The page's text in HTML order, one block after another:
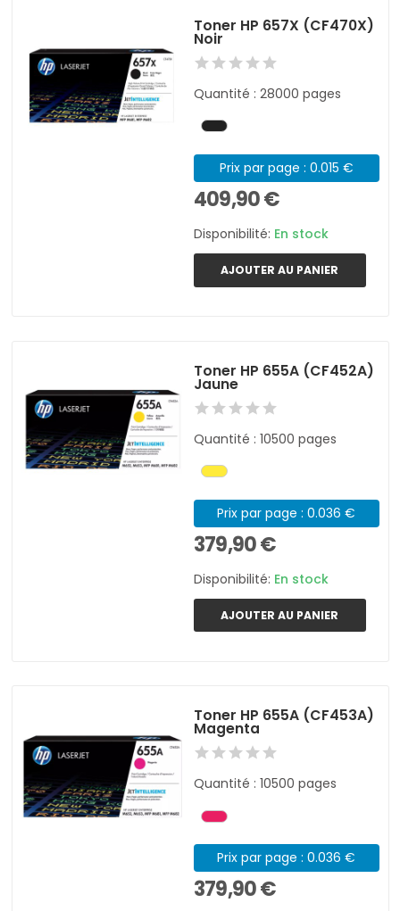
Toner HP 657X (CF470X)
Noir
Quantité : 28000 pages
Prix par page : 0.015 €
409,90 €
Disponibilité: En stock
AJOUTER AU PANIER
Toner HP 655A (CF452A)
Jaune
Quantité : 10500 pages
Prix par page : 0.036 €
379,90 €
Disponibilité: En stock
AJOUTER AU PANIER
Toner HP 655A (CF453A)
Magenta
Quantité : 10500 pages
Prix par page : 0.036 €
379,90 €